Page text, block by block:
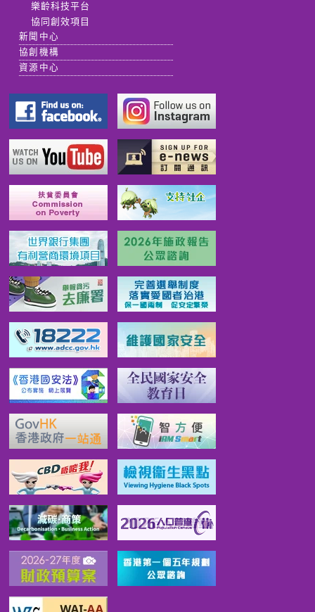
樂齡科技平台
協同創效項目
新聞中心
協創機構
資源中心